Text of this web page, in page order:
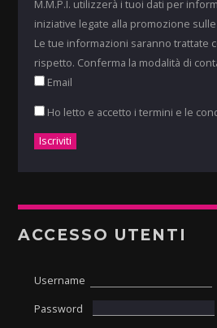
M.M.P.I. utilizzerà i tuoi dati per
iniziative legate alla promozione
Le tue informazioni saranno trattate
rispetto. Conferma la modalità di
Email
Ho letto e accetto i termini e le
ACCESSO UTENTI
Username
Password